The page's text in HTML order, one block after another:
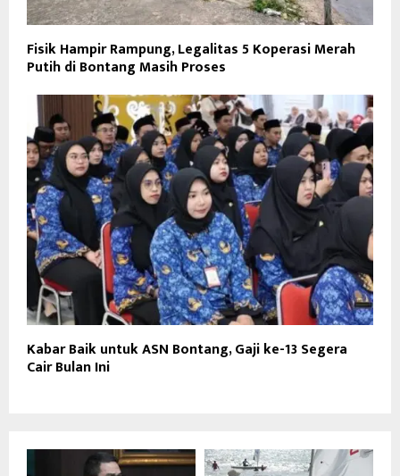
Fisik Hampir Rampung, Legalitas 5 Koperasi Merah
Putih di Bontang Masih Proses
Kabar Baik untuk ASN Bontang, Gaji ke-13 Segera
Cair Bulan Ini